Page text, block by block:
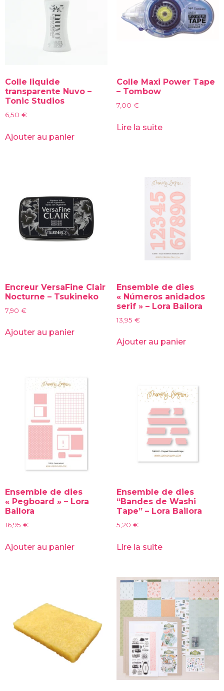
Colle liquide
transparente Nuvo –
Tonic Studios
6,50 €
Ajouter au panier
Colle Maxi Power Tape
– Tombow
7,00 €
Lire la suite
Encreur VersaFine Clair
Nocturne – Tsukineko
7,90 €
Ajouter au panier
Ensemble de dies
« Números anidados
serif » – Lora Bailora
13,95 €
Ajouter au panier
Ensemble de dies
« Pegboard » – Lora
Bailora
16,95 €
Ajouter au panier
Ensemble de dies
“Bandes de Washi
Tape” – Lora Bailora
5,20 €
Lire la suite